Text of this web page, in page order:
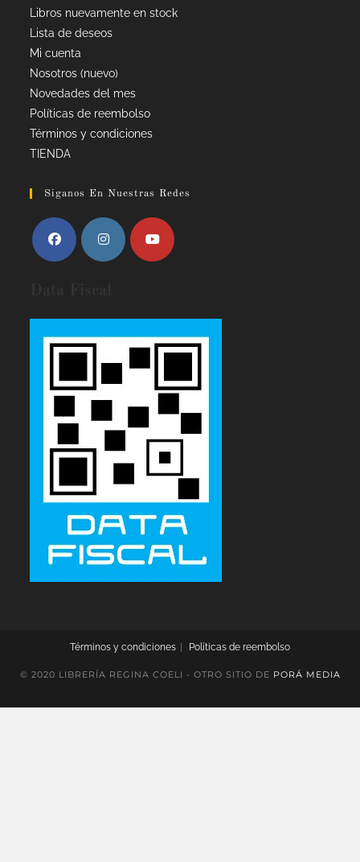
Libros nuevamente en stock
Lista de deseos
Mi cuenta
Nosotros (nuevo)
Novedades del mes
Políticas de reembolso
Términos y condiciones
TIENDA
Siganos En Nuestras Redes
Términos y condiciones Políticas de reembolso
© 2020 LIBRERÍA REGINA COELI - OTRO SITIO DE PORÁ MEDIA